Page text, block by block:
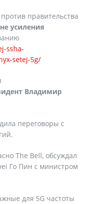
правительства
усиления
ssha-
setej-5g/
Владимир
переговоры с
The Bell, обсуждал
Го Пин с министром
для 5G частоты